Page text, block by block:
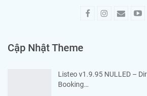
Cập Nhật Theme
Listeo v1.9.95 NULLED –
Booking…